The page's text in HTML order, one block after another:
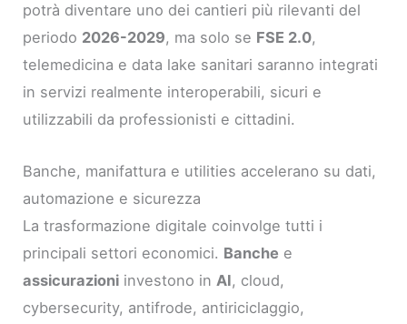
potrà diventare uno dei cantieri più rilevanti del
periodo 2026-2029, ma solo se FSE 2.0,
telemedicina e data lake sanitari saranno integrati
in servizi realmente interoperabili, sicuri e
utilizzabili da professionisti e cittadini.
Banche, manifattura e utilities accelerano su dati,
automazione e sicurezza
La trasformazione digitale coinvolge tutti i
principali settori economici. Banche e
assicurazioni investono in AI, cloud,
cybersecurity, antifrode, antiriciclaggio,